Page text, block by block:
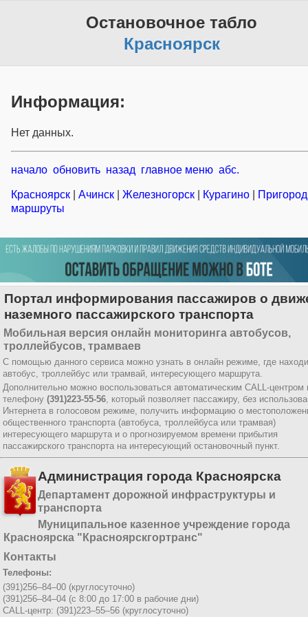
Остановочное табло
Красноярск
Информация:
Нет данных.
начало обновить назад главное меню абс.
Красноярск Ачинск Железногорск Курагино
маршруты
Портал информирования пассажиров о
наземного пассажирского транспорта
Мобильная версия онлайн мониторинга автобусов,
троллейбусов, трамваев
С помощью данного сервиса можно узнать в онлайн режиме, где
автобус, троллейбус или трамвай, интересующего маршрута.
Дополнительно можно воспользоваться автоматическим CALL-центром
телефону (391)223-55-56, который позволяет пассажиру, без
Интернета в голосовом режиме, получить информацию о
общественного транспорта (автобуса, троллейбуса или трамвая)
интересующего маршрута и о прогнозируемом времени прибытия
пассажирского транспорта на интересующий остановочный пункт.
Администрация города Красноярска
Департамент дорожной инфраструктуры и
транспорта
Муниципальное казенное учреждение города
Красноярска "Красноярскгортранс"
Контакты
Телефоны:
(391)256–84–00 (круглосуточно)
(391)256–84–04 (с 8:00 до 17:00 в рабочие дни)
CALL-центр: (391)223–55–56 (круглосуточно)